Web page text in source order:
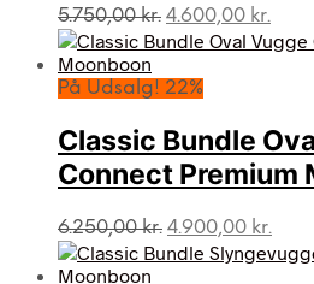
5.750,00kr. Den
oprindelige
var:
4.600,00 kr.
På Udsalg! 22%
Classic Bundle
Connect Premium
6.250,00kr. Den
oprindelige
4.900,00 kr.